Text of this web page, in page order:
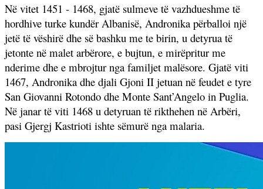
Në vitet 1451 - 1468, gjatë sulmeve të vazhdueshme të
hordhive turke kundër Albanisë, Andronika përballoi një
jetë të vëshirë dhe së bashku me te birin, u detyrua të
jetonte në malet arbërore, e bujtun, e mirëpritur me
nderime dhe e mbrojtur nga familjet malësore. Gjatë viti
1467, Andronika dhe djali Gjoni II jetuan në feudet e tyre
San Giovanni Rotondo dhe Monte Sant’Angelo in Puglia.
Në janar të viti 1468 u detyruan të rikthehen në Arbëri,
pasi Gjergj Kastrioti ishte sëmurë nga malaria.